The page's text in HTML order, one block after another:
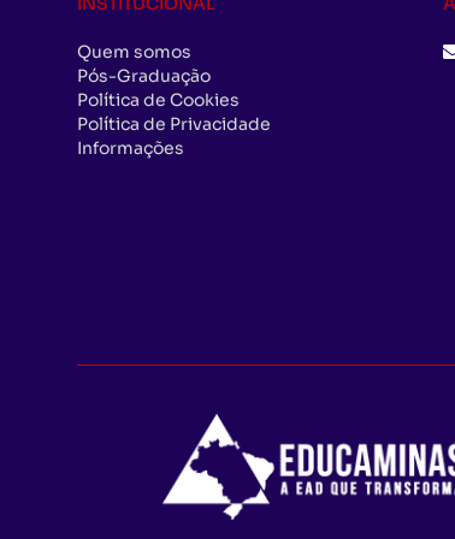
Quem somos
Pós-Graduação
Política de Cookies
Política de Privacidade
Informações